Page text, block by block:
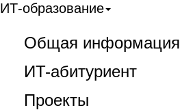
ИТ-образование
Общая информация
ИT-абитуриент
Проекты